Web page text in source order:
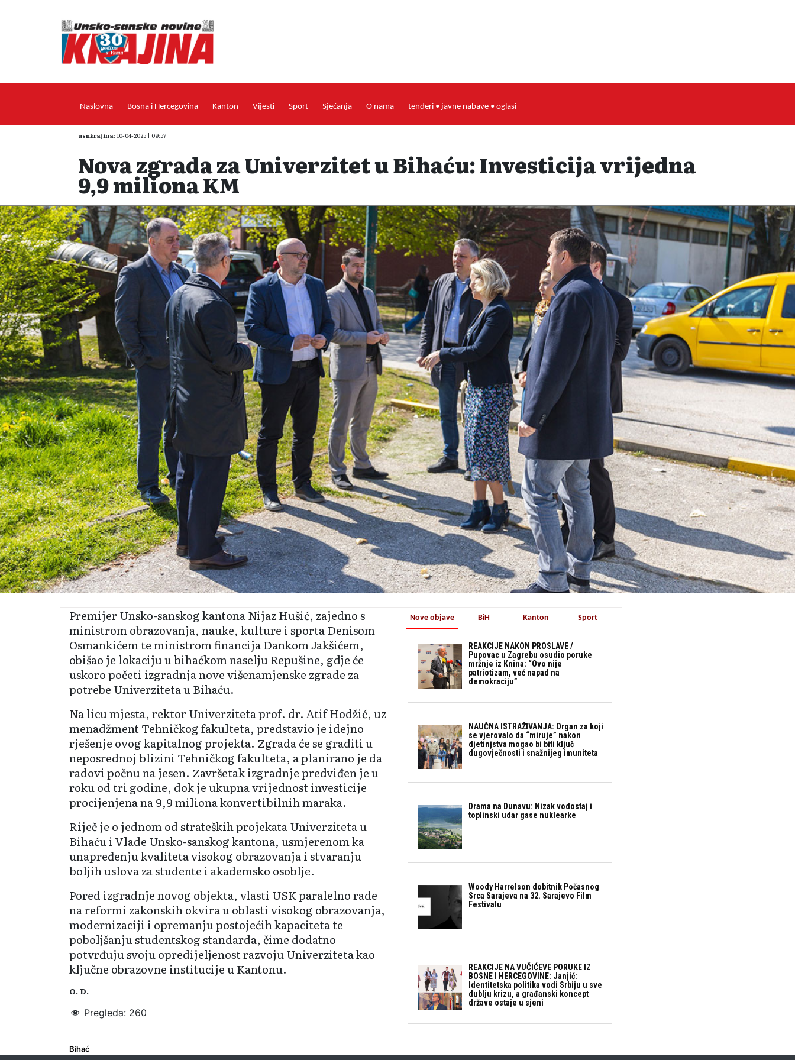
Naslovna Bosna i Hercegovina Kanton Vijesti Sport Sjećanja O nama tenderi • javne nabave • oglasi
usnkrajina:10-04-2025 | 09:57
Nova zgrada za Univerzitet u Bihaću: Investicija vrijedna
9,9 miliona KM
Premijer Unsko-sanskog kantona Nijaz Hušić, zajedno s
ministrom obrazovanja, nauke, kulture i sporta Denisom
Osmankićem te ministrom financija Dankom Jakšićem,
obišao je lokaciju u bihaćkom naselju Repušine, gdje će
uskoro početi izgradnja nove višenamjenske zgrade za
potrebe Univerziteta u Bihaću.
Na licu mjesta, rektor Univerziteta prof. dr. Atif Hodžić, uz
menadžment Tehničkog fakulteta, predstavio je idejno
rješenje ovog kapitalnog projekta. Zgrada će se graditi u
neposrednoj blizini Tehničkog fakulteta, a planirano je da
radovi počnu na jesen. Završetak izgradnje predviđen je u
roku od tri godine, dok je ukupna vrijednost investicije
procijenjena na 9,9 miliona konvertibilnih maraka.
Riječ je o jednom od strateških projekata Univerziteta u
Bihaću i Vlade Unsko-sanskog kantona, usmjerenom ka
unapređenju kvaliteta visokog obrazovanja i stvaranju
boljih uslova za studente i akademsko osoblje.
Pored izgradnje novog objekta, vlasti USK paralelno rade
na reformi zakonskih okvira u oblasti visokog obrazovanja,
modernizaciji i opremanju postojećih kapaciteta te
poboljšanju studentskog standarda, čime dodatno
potvrđuju svoju opredijeljenost razvoju Univerziteta kao
ključne obrazovne institucije u Kantonu.
O. D.
Pregleda: 260
Bihać
Nove objave
REAKCIJE NAKON PROSLAVE /
Pupovac u Zagrebu osudio poruke
mržnje iz Knina: “Ovo nije
patriotizam, već napad na
demokraciju”
NAUČNA ISTRAŽIVANJA: Organ za koji
se vjerovalo da “miruje” nakon
djetinjstva mogao bi biti ključ
dugovječnosti i snažnijeg imuniteta
Drama na Dunavu: Nizak vodostaj i
toplinski udar gase nuklearke
Woody Harrelson dobitnik Počasnog
Srca Sarajeva na 32. Sarajevo Film
Festivalu
REAKCIJE NA VUČIĆEVE PORUKE IZ
BOSNE I HERCEGOVINE: Janjić:
Identitetska politika vodi Srbiju u sve
dublju krizu, a građanski koncept
države ostaje u sjeni
BiH Kanton Sport